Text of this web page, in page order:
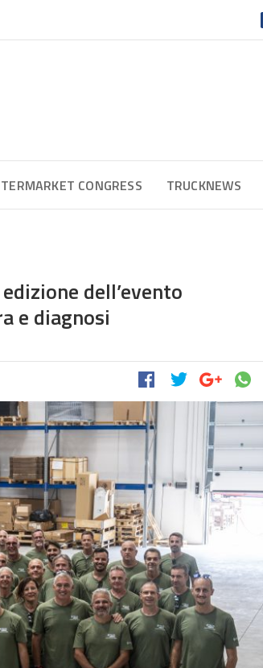
CONGRESS TRUCKNEWS
dell’evento
e diagnosi